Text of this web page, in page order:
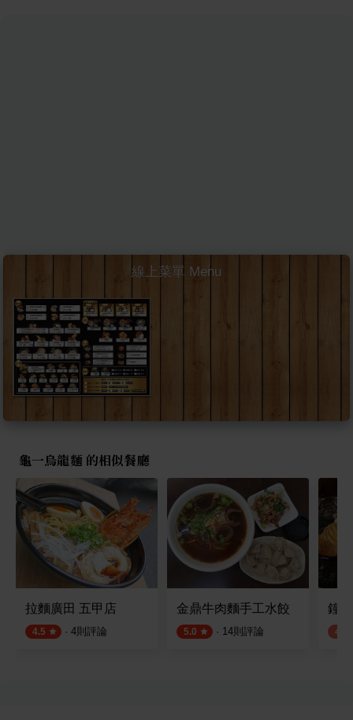
線上菜單 Menu
龜一烏龍麵 的相似餐廳
拉麵廣田 五甲店
4.5 · 4則評論
金鼎牛肉麵手工水餃
5.0 · 14則評論
鐘
4.0